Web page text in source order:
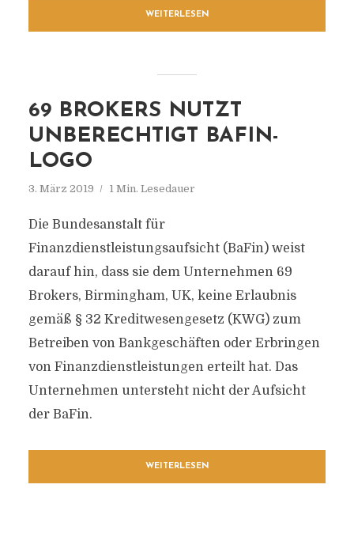
WEITERLESEN
69 BROKERS NUTZT
UNBERECHTIGT BAFIN-
LOGO
3. März 2019 1 Min. Lesedauer
Die Bundesanstalt für
Finanzdienstleistungsaufsicht (BaFin) weist
darauf hin, dass sie dem Unternehmen 69
Brokers, Birmingham, UK, keine Erlaubnis
gemäß § 32 Kreditwesengesetz (KWG) zum
Betreiben von Bankgeschäften oder Erbringen
von Finanzdienstleistungen erteilt hat. Das
Unternehmen untersteht nicht der Aufsicht
der BaFin.
WEITERLESEN